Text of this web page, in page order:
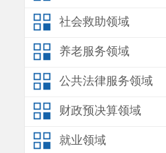
社会救助领域
养老服务领域
公共法律服务领域
财政预决算领域
就业领域